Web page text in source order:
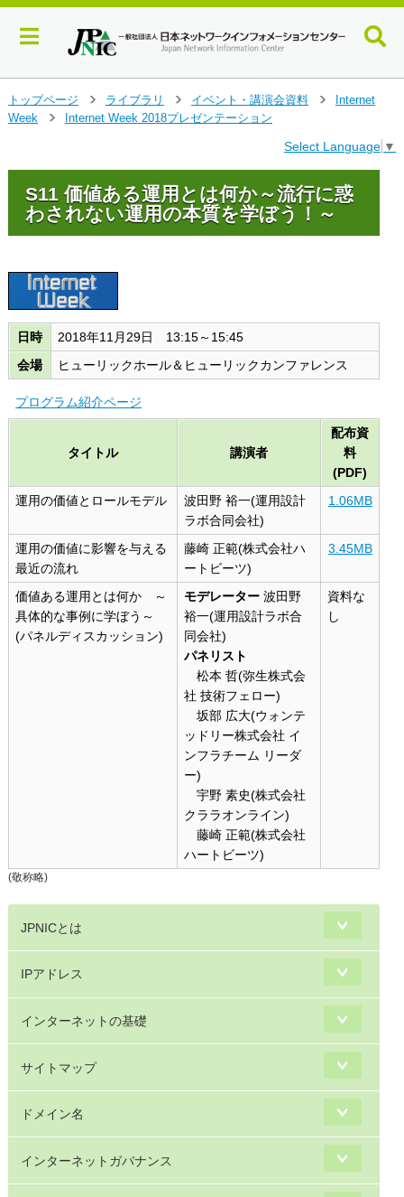
イ
ン
る
トップページ
>
ライブラリ
>
イベント・講演会資料
Internet
Week
Internet Week 2018プレゼンテーション
Select Language ▼
S11 価値ある運用とは何か～流行に惑
わされない運用の本質を学ぼう！～
日時
2018年11月29日 13:15～15:45
会場
ヒューリックホール＆ヒューリックカンファレンス
プログラム紹介ページ
(敬称略)
タイトル 講演者
配布資
料
(PDF)
運用の価値とロールモデル
波田野 裕一(運用設計
ラボ合同会社)
1.06MB
運用の価値に影響を与える
最近の流れ
藤崎 正範(株式会社ハ
ートビーツ)
3.45MB
価値ある運用とは何か ～
具体的な事例に学ぼう～
(パネルディスカッション)
モデレーター 波田野
裕一(運用設計ラボ合
同会社)
パネリスト
松本 哲(弥生株式会
社 技術フェロー)
坂部 広大(ウォンテ
ッドリー株式会社 イ
ンフラチーム リーダ
ー)
宇野 素史(株式会社
クララオンライン)
藤崎 正範(株式会社
ハートビーツ)
資料な
し
JPNICとは
IPアドレス
インターネットの基礎
サイトマップ
ドメイン名
インターネットガバナンス